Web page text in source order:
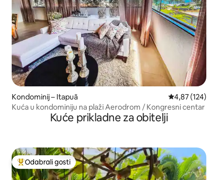
Kondominij – Itapuã Prosječna
4,87 (124)
Kuća u kondominiju na plaži Aerodrom / Kongresni centar
Kuće prikladne za obitelji
Među najviše rangiranima s oznakom „Odabrali gosti”
Odabrali gosti